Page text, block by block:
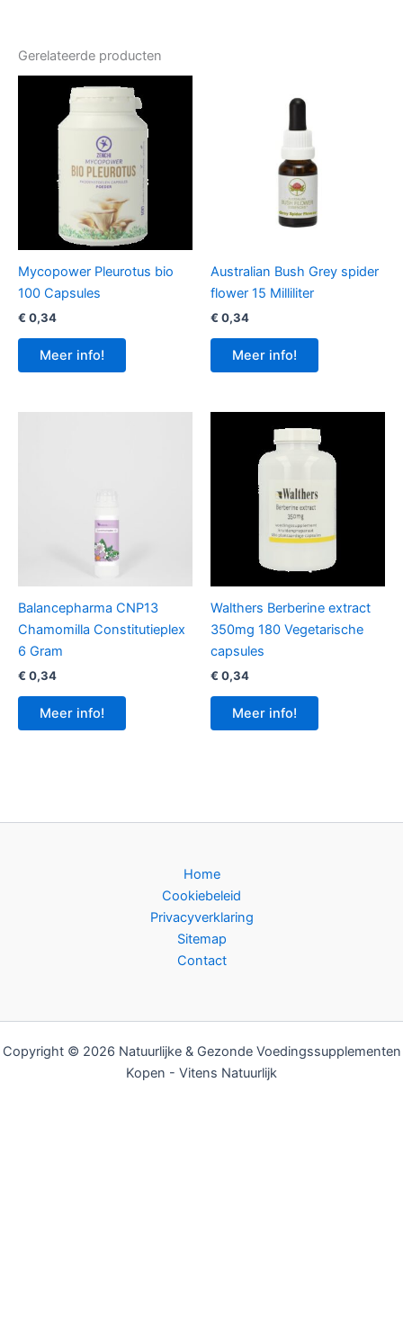
Gerelateerde producten
Mycopower Pleurotus bio
100 Capsules
€ 0,34
Meer info!
Australian Bush Grey spider
flower 15 Milliliter
€ 0,34
Meer info!
Balancepharma CNP13
Chamomilla Constitutieplex
6 Gram
€ 0,34
Meer info!
Walthers Berberine extract
350mg 180 Vegetarische
capsules
€ 0,34
Meer info!
Home
Cookiebeleid
Privacyverklaring
Sitemap
Contact
Copyright © 2026 Natuurlijke & Gezonde Voedingssupplementen
Kopen - Vitens Natuurlijk